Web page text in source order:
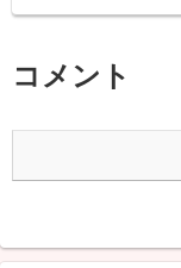
コメント